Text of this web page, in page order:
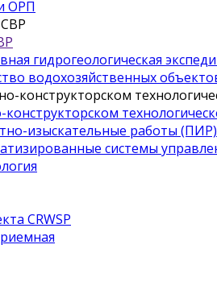
ОРП
гидрогеологическая
водохозяйственных
изыскательные работы (ПИР)
системы
CRWSP